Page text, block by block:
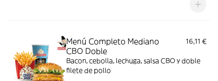
doble de cheddar, lechuga fresca y tiras de
Menú Completo Mediano
CBO Doble
16,11 €
Bacon, cebolla, lechuga, salsa CBO y doble
filete de pollo